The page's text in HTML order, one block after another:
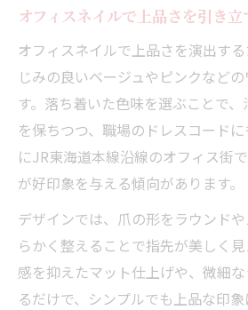
オフィスネイルで上品さを引き
オフィスネイルで上品さを演出す
じみの良いベージュやピンクなど
す。落ち着いた色味を選ぶことで
を保ちつつ、職場のドレスコード
にJR東海道本線沿線のオフィス街
が好印象を与える傾向があります。
デザインでは、爪の形をラウンド
らかく整えることで指先が美しく
感を抑えたマット仕上げや、微細
るだけで、シンプルでも上品な印